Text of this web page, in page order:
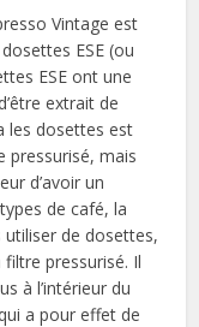
Vintage est
ESE (ou
ESE ont une
extrait de
les dosettes est
pressurisé, mais
d’avoir un
de café, la
de dosettes,
pressurisé. Il
à l’intérieur du
a pour effet de